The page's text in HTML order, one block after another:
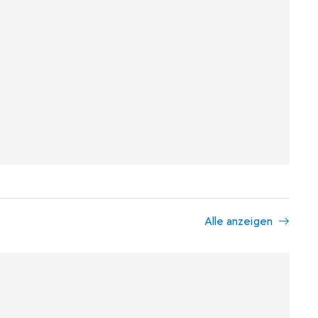
Alle anzeigen